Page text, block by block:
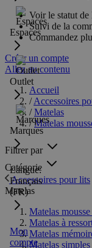
Espaces
Outlet
Marques
Langue:
Français
(FR)
Mon
compte
Voir le statut de
Suivi de la
Commandez
Créer un compte
Allez au contenu
Accueil
/ Accessoires
/ Matelas
/ Matelas
Filtrer par
Catégorie
Accessoires pour lits
Matelas
Matelas
Matelas à
Matelas
Matelas simples